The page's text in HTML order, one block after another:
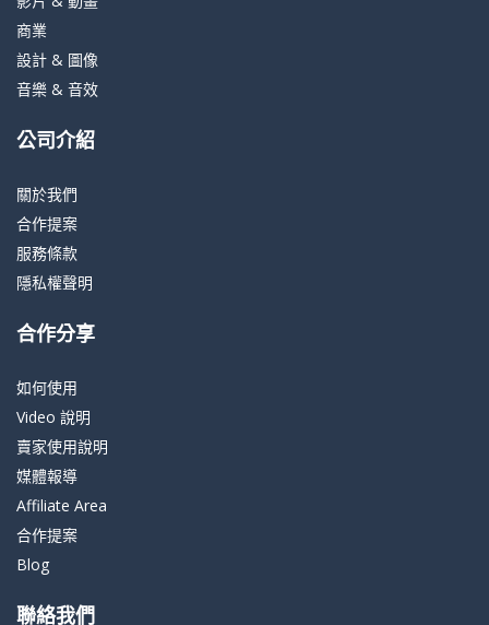
商業
設計 & 圖像
音樂 & 音效
公司介紹
關於我們
合作提案
服務條款
隱私權聲明
合作分享
如何使用
Video 說明
賣家使用說明
媒體報導
Affiliate Area
合作提案
Blog
聯絡我們